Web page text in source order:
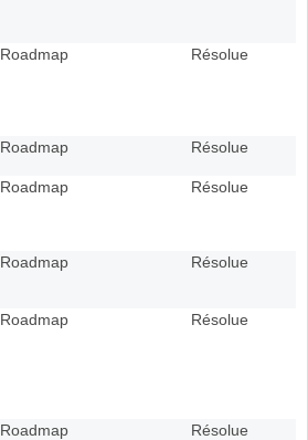
Roadmap Résolue
Roadmap Résolue
Roadmap Résolue
Roadmap Résolue
Roadmap Résolue
Roadmap Résolue